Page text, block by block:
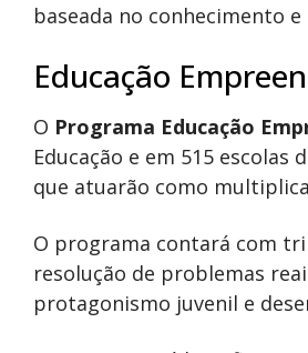
baseada no conhecimento
Educação
O Programa Educação
Educação e em 515
que atuarão como
O programa contará com
resolução de problemas
protagonismo juvenil e